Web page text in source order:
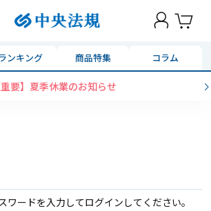
ンキング 商品特集 コラム
重要】夏季休業のお知らせ
ワードを入力してログインしてください。